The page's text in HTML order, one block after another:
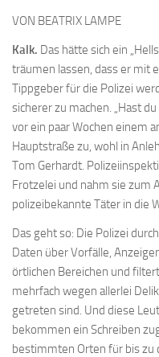
VON BEATRIX LAMPE
Kalk. Das hätte sich ein
träumen lassen, dass er mit
Tippgeber für die Polizei
sicherer zu machen. „Hast
vor ein paar Wochen einem
Hauptstraße zu, wohl in
Tom Gerhardt.
Frotzelei und nahm sie zum
polizeibekannte Täter in die
Das geht so: Die Polizei
Daten über Vorfälle,
örtlichen Bereichen und
mehrfach wegen allerlei
getreten sind. Und diese
bekommen ein Schreiben
bestimmten Orten für bis zu